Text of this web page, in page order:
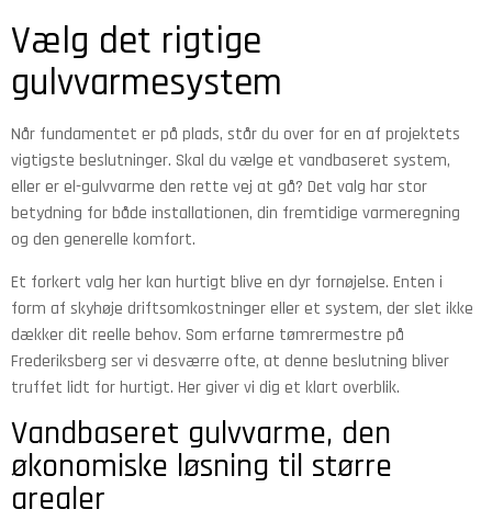
Vælg det rigtige
gulvvarmesystem
Når fundamentet er på plads, står du over for en af projektets
vigtigste beslutninger. Skal du vælge et vandbaseret system,
eller er el-gulvvarme den rette vej at gå? Det valg har stor
betydning for både installationen, din fremtidige varmeregning
og den generelle komfort.
Et forkert valg her kan hurtigt blive en dyr fornøjelse. Enten i
form af skyhøje driftsomkostninger eller et system, der slet ikke
dækker dit reelle behov. Som erfarne tømrermestre på
Frederiksberg ser vi desværre ofte, at denne beslutning bliver
truffet lidt for hurtigt. Her giver vi dig et klart overblik.
Vandbaseret gulvvarme, den
økonomiske løsning til større
arealer